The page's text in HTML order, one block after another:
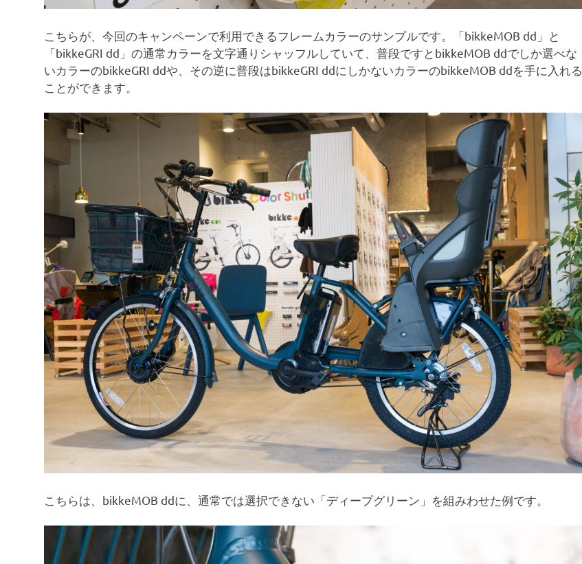
こちらが、今回のキャンペーンで利用できるフレームカラーのサンプルです。「bikkeMOB dd」と
「bikkeGRI dd」の通常カラーを文字通りシャッフルしていて、普段ですとbikkeMOB ddでしか選べな
いカラーのbikkeGRI ddや、その逆に普段はbikkeGRI ddにしかないカラーのbikkeMOB ddを手に入れる
ことができます。
こちらは、bikkeMOB ddに、通常では選択できない「ディープグリーン」を組みわせた例です。